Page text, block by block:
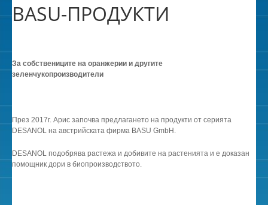
BASU-ПРОДУКТИ
За собствениците на оранжерии и другите
зеленчукопроизводители
През 2017г. Арис започва предлагането на продукти от серията
DESANOL на австрийската фирма BASU GmbH.
DESANOL подобрява растежа и добивите на растенията и е доказан
помощник дори в биопроизводството.